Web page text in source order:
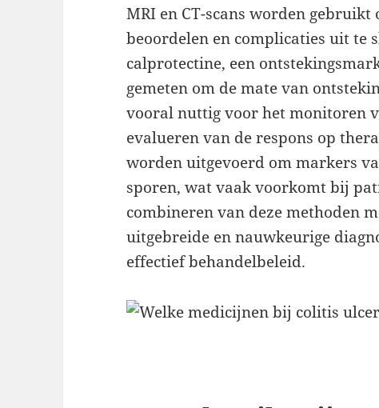
MRI en CT-scans worden
beoordelen en complicaties uit te
calprotectine, een
gemeten om de mate van
vooral nuttig voor het monitoren
evalueren van de respons op
worden uitgevoerd om markers
sporen, wat vaak voorkomt bij
combineren van deze methoden
uitgebreide en nauwkeurige
effectief behandelbeleid.